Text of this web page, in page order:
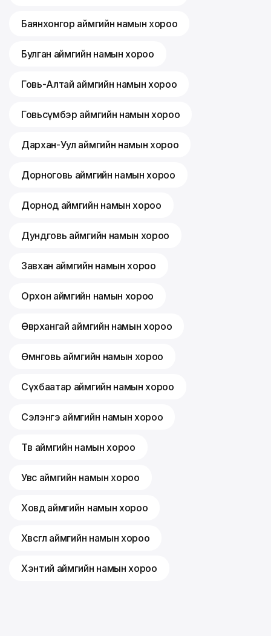
Баянхонгор аймгийн намын хороо
Булган аймгийн намын хороо
Говь-Алтай аймгийн намын хороо
Говьсүмбэр аймгийн намын хороо
Дархан-Уул аймгийн намын хороо
Дорноговь аймгийн намын хороо
Дорнод аймгийн намын хороо
Дундговь аймгийн намын хороо
Завхан аймгийн намын хороо
Орхон аймгийн намын хороо
Өвөрхангай аймгийн намын хороо
Өмнөговь аймгийн намын хороо
Сүхбаатар аймгийн намын хороо
Сэлэнгэ аймгийн намын хороо
Төв аймгийн намын хороо
Увс аймгийн намын хороо
Ховд аймгийн намын хороо
Хөвсгөл аймгийн намын хороо
Хэнтий аймгийн намын хороо